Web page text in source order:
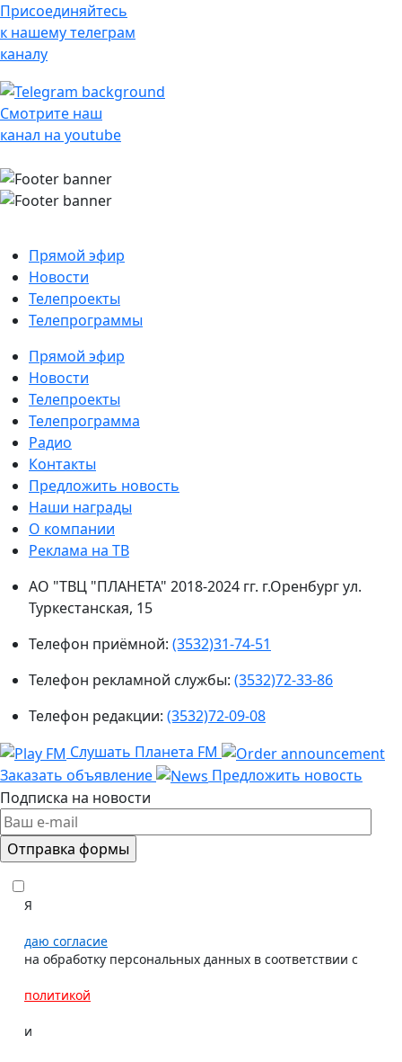
Присоединяйтесь
к нашему телеграм
каналу
Смотрите наш
канал на youtube
Прямой эфир
Новости
Телепроекты
Телепрограммы
Прямой эфир
Новости
Телепроекты
Телепрограмма
Радио
Контакты
Предложить новость
Наши награды
О компании
Реклама на ТВ
АО "ТВЦ "ПЛАНЕТА" 2018-2024 гг. г.Оренбург ул.
Туркестанская, 15
Телефон приёмной: (3532)31-74-51
Телефон рекламной службы: (3532)72-33-86
Телефон редакции: (3532)72-09-08
Слушать Планета FM
Заказать объявление
Предложить новость
Подписка на новости
Я
даю согласие
на обработку персональных данных в соответствии с
политикой
и